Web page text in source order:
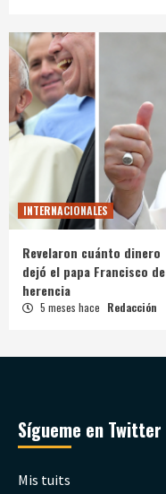
INTERNACIONALES
Revelaron cuánto dinero
dejó el papa Francisco de
herencia
5 meses hace Redacción
Sígueme en Twitter
Mis tuits